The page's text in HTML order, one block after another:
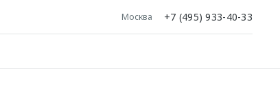
Москва +7 (495) 933-40-33